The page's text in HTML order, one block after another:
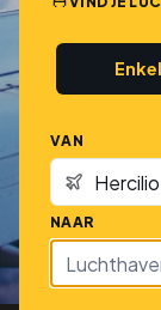
VAN
NAAR